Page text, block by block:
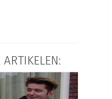
ARTIKELEN: